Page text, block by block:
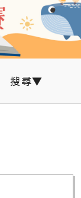
搜尋▼